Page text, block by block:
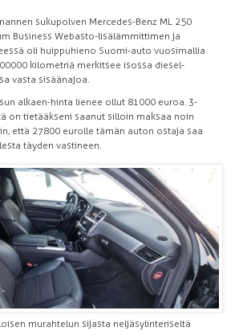
sukupolven Mercedes-Benz ML 250
Business Webasto-lisälämmittimen ja
oli huippuhieno Suomi-auto vuosimallia
000 kilometriä merkitsee isossa diesel-
vasta sisäänajoa.
alkaen-hinta lienee ollut 81 000 euroa. 3-
on tietääkseni saanut silloin maksaa noin
että 27 800 eurolle tämän auton ostaja saa
täyden vastineen.
murahtelun sijasta neljäsylinteriseltä